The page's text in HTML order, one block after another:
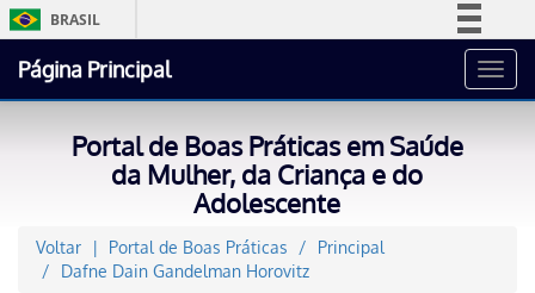
BRASIL
Acesso à informação
Canais
Página Principal
Portal de Boas Práticas em Saúde
da Mulher, da Criança e do
Adolescente
Voltar Portal de Boas Práticas
Principal
Dafne Dain Gandelman Horovitz